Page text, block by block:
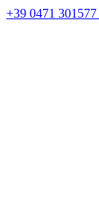
+39 0471 301577